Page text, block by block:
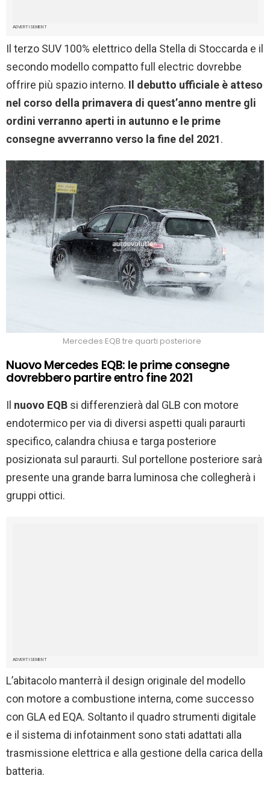
ADVERTISEMENT
Il terzo SUV 100% elettrico della Stella di Stoccarda e il
secondo modello compatto full electric dovrebbe
offrire più spazio interno. Il debutto ufficiale è atteso
nel corso della primavera di quest’anno mentre gli
ordini verranno aperti in autunno e le prime
consegne avverranno verso la fine del 2021.
Mercedes EQB tre quarti posteriore
Nuovo Mercedes EQB: le prime consegne
dovrebbero partire entro fine 2021
Il nuovo EQB si differenzierà dal GLB con motore
endotermico per via di diversi aspetti quali paraurti
specifico, calandra chiusa e targa posteriore
posizionata sul paraurti. Sul portellone posteriore sarà
presente una grande barra luminosa che collegherà i
gruppi ottici.
ADVERTISEMENT
L’abitacolo manterrà il design originale del modello
con motore a combustione interna, come successo
con GLA ed EQA. Soltanto il quadro strumenti digitale
e il sistema di infotainment sono stati adattati alla
trasmissione elettrica e alla gestione della carica della
batteria.